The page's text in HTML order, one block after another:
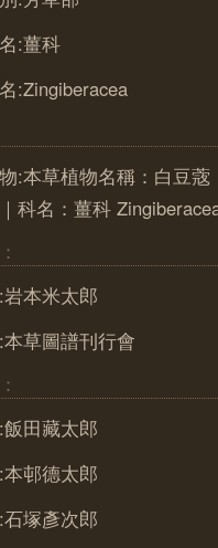
:薑科
:Zingiberacea
:本草植物名稱：白豆
科名：薑科
本米太郎
草圖譜刊行會
田藏太郎
邨德太郎
塚彥次郎